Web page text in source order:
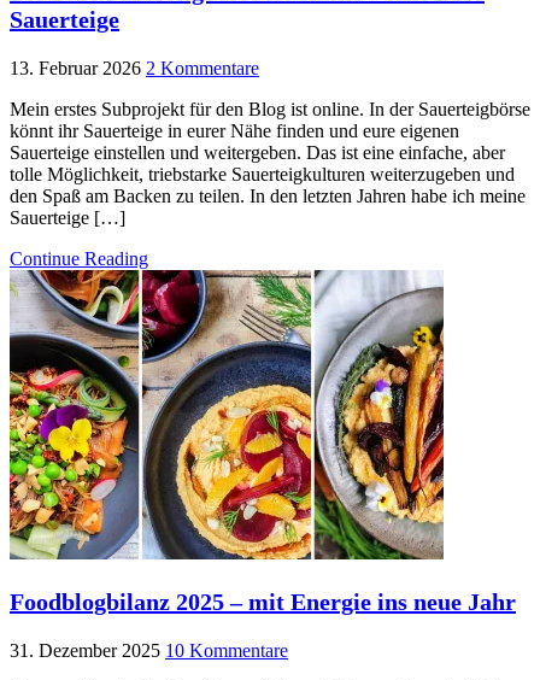
Sauerteige
13. Februar 2026 2 Kommentare
Mein erstes Subprojekt für den Blog ist online. In der Sauerteigbörse
könnt ihr Sauerteige in eurer Nähe finden und eure eigenen
Sauerteige einstellen und weitergeben. Das ist eine einfache, aber
tolle Möglichkeit, triebstarke Sauerteigkulturen weiterzugeben und
den Spaß am Backen zu teilen. In den letzten Jahren habe ich meine
Sauerteige […]
Continue Reading
Foodblogbilanz 2025 – mit Energie ins neue Jahr
31. Dezember 2025 10 Kommentare